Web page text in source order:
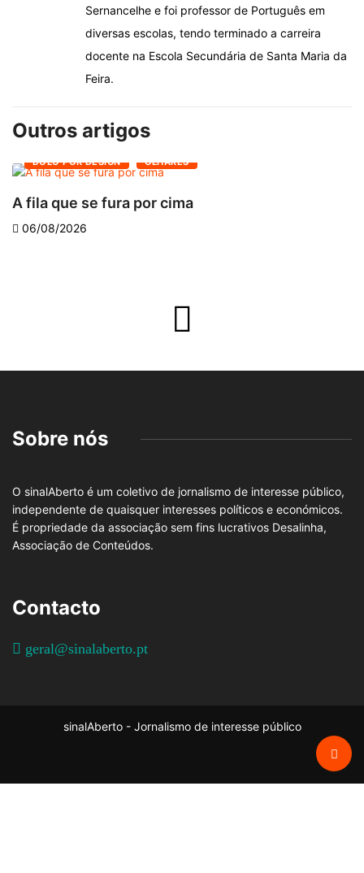
Sernancelhe e foi professor de Português em
diversas escolas, tendo terminado a carreira
docente na Escola Secundária de Santa Maria da
Feira.
Outros artigos
DOLO POR DESIGN OLHARES
A fila que se fura por cima
06/08/2026
Sobre nós
O sinalAberto é um coletivo de jornalismo de interesse público,
independente de quaisquer interesses políticos e económicos.
É propriedade da associação sem fins lucrativos Desalinha,
Associação de Conteúdos.
Contacto
geral@sinalaberto.pt
sinalAberto - Jornalismo de interesse público